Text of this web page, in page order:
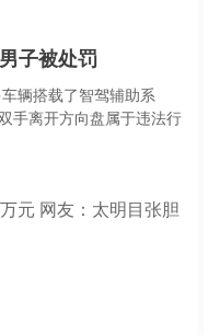
子被处罚
辆搭载了智驾辅助系
手离开方向盘属于违法行